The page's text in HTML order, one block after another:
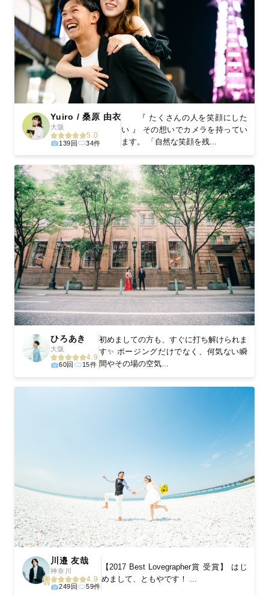
に。きっと「こんな写真を撮ってほしかった！」と思える一枚に
出会えます。まずは、ラブグラフの撮影事例 をご覧ください。
Yuiro / 桑原 由衣
大阪
5.0
139回 34件
『 たくさんの人を笑顔にした
い 』 その想いでカメラを持ってい
ます。 「自然な笑顔を残...
ひろあき
大阪
4.9
60回 15件
初めましての方も、すぐに打ち解けられま
す✨ ポージングだけでなく、何気ない瞬
間やその場の空気...
川邉 友哉
神奈川
4.9
249回 59件
【2017 Best Lovegrapher賞 受賞】 はじ
めまして、ともやです！ ...